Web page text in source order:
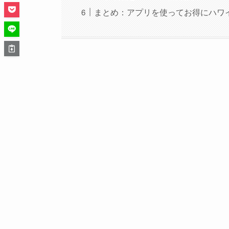
まとめ：アプリを使ってお得にハワ